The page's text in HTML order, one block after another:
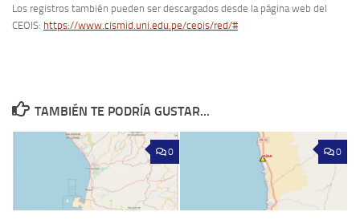
Los registros también pueden ser descargados desde la página web del
CEOIS: https://www.cismid.uni.edu.pe/ceois/red/#
TAMBIÉN TE PODRÍA GUSTAR...
0 0